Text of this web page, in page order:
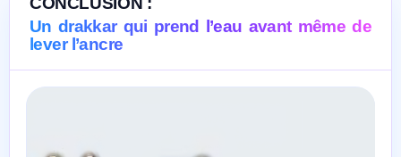
Un drakkar qui prend l’eau avant même de
lever l’ancre